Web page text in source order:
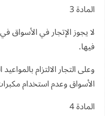
المادة 3
لا يجوز الإتجار في الأسواق
فيها.
وعلى التجار الالتزام
الأسواق وعدم استخدام
المادة 4